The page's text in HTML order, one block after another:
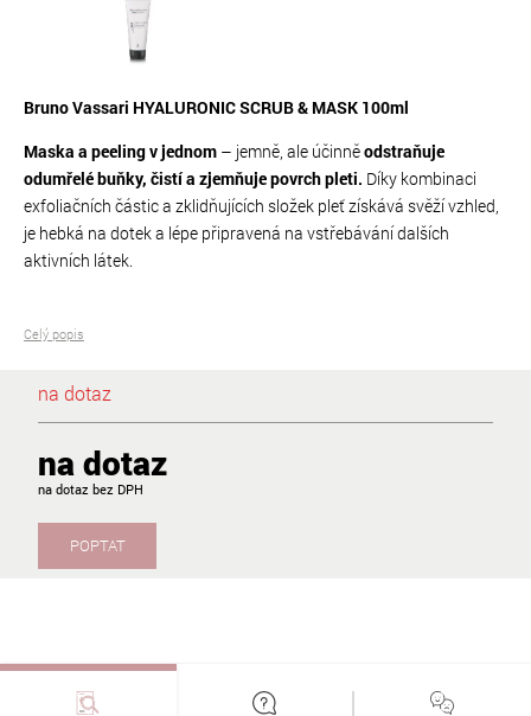
Bruno Vassari HYALURONIC SCRUB & MASK 100ml
Maska a peeling v jednom – jemně, ale účinněodstraňuje
odumřelé buňky, čistí a zjemňuje povrch pleti. Díky kombinaci
exfoliačních částic a zklidňujících složek pleť získává svěží vzhled,
je hebká na dotek a lépe připravená na vstřebávání dalších
aktivních látek.
Celý popis
na dotaz
na dotaz
na dotaz
POPTAT